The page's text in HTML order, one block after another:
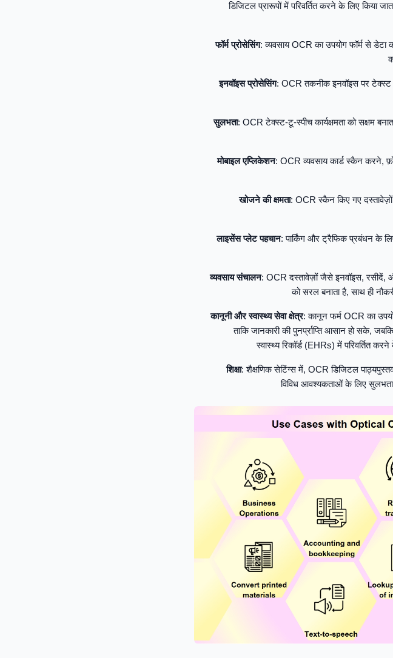
डिजिटल प्रारूपों में परिवर्तित करने के लिए किया
फॉर्म प्रोसेसिंग: व्यवसाय OCR का उपयोग फॉर्म से
इनवॉइस प्रोसेसिंग: OCR तकनीक इनवॉइस पर टेक्स्ट
सुलभता: OCR टेक्स्ट-टू-स्पीच कार्यक्षमता को सक्षम
मोबाइल एप्लिकेशन: OCR व्यवसाय कार्ड स्कैन करने,
खोजने की क्षमता: OCR स्कैन किए गए दस्तावेज़ों
लाइसेंस प्लेट पहचान: पार्किंग और ट्रैफिक प्रबंधन के
व्यवसाय संचालन: OCR दस्तावेज़ों जैसे इनवॉइस, रसीदें,
को सरल बनाता है, साथ ही
कानूनी और स्वास्थ्य सेवा क्षेत्र: कानून फर्म OCR का
ताकि जानकारी की पुनर्प्राप्ति आसान हो सके,
स्वास्थ्य रिकॉर्ड (EHRs) में परिवर्तित
शिक्षा: शैक्षणिक सेटिंग्स में, OCR डिजिटल
विविध आवश्यकताओं के लिए सुलभता